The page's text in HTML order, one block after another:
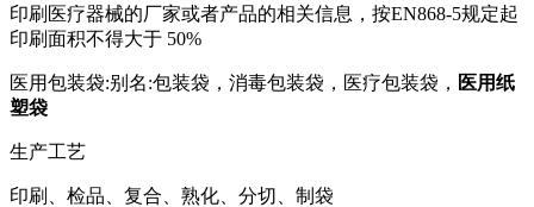
印刷医疗器械的厂家或者产品的相关信息，按EN868-5规定起
印刷面积不得大于 50%
医用包装袋:别名:包装袋，消毒包装袋，医疗包装袋， 医用纸
塑袋
生产工艺
印刷、检品、复合、熟化、分切、制袋